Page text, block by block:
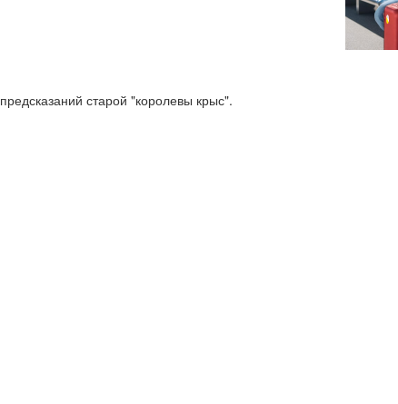
старой "королевы крыс".